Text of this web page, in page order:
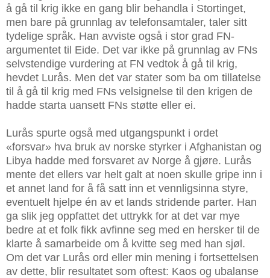
å gå til krig ikke en gang blir behandla i Stortinget,
men bare på grunnlag av telefonsamtaler, taler sitt
tydelige språk. Han avviste også i stor grad FN-
argumentet til Eide. Det var ikke på grunnlag av FNs
selvstendige vurdering at FN vedtok å gå til krig,
hevdet Lurås. Men det var stater som ba om tillatelse
til å gå til krig med FNs velsignelse til den krigen de
hadde starta uansett FNs støtte eller ei.
Lurås spurte også med utgangspunkt i ordet
«forsvar» hva bruk av norske styrker i Afghanistan og
Libya hadde med forsvaret av Norge å gjøre. Lurås
mente det ellers var helt galt at noen skulle gripe inn i
et annet land for å få satt inn et vennligsinna styre,
eventuelt hjelpe én av et lands stridende parter. Han
ga slik jeg oppfattet det uttrykk for at det var mye
bedre at et folk fikk avfinne seg med en hersker til de
klarte å samarbeide om å kvitte seg med han sjøl.
Om det var Lurås ord eller min mening i fortsettelsen
av dette, blir resultatet som oftest: Kaos og ubalanse